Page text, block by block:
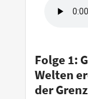
Folge 1:
Welten
der